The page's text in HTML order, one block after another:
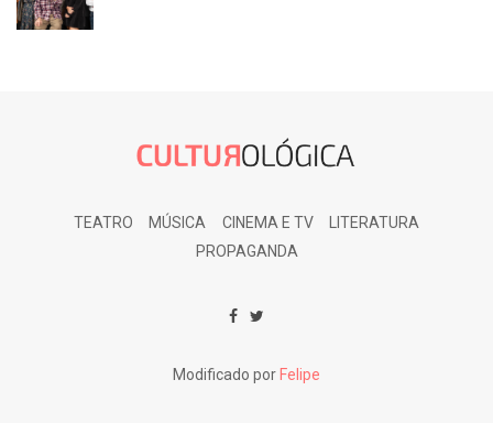
TEATRO MÚSICA CINEMA E TV
LITERATURA
PROPAGANDA
Modificado por Felipe